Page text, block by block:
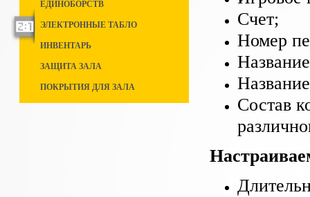
ЕДИНОБОРСТВ
ЭЛЕКТРОННЫЕ ТАБЛО
ИНВЕНТАРЬ
ЗАЩИТА ЗАЛА
ПОКРЫТИЯ ДЛЯ ЗАЛА
Счет;
Номер
Состав